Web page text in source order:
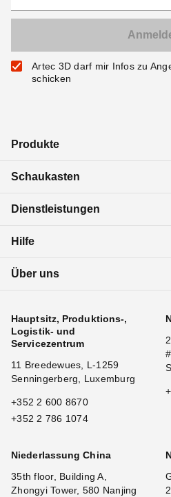
Artec 3D darf mir Infos zu
schicken
Produkte
Schaukasten
Dienstleistungen
Hilfe
Über uns
Hauptsitz, Produktions-,
Logistik- und
Servicezentrum
11 Breedewues, L-1259
Senningerberg, Luxemburg
+352 2 600 8670
+352 2 786 1074
Niederlassung China
35th floor, Building A,
Zhongyi Tower, 580 Nanjing